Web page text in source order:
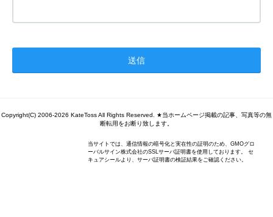
Copyright(C) 2006-2026 KateToss All Rights Reserved. ★当ホームページ掲載の記事、写真等の無
断転用をお断り致します。
当サイトでは、通信情報の暗号化と実在性の証明のため、GMOグロ
ーバルサイン株式会社のSSLサーバ証明書を使用しております。 セ
キュアシールより、サーバ証明書の検証結果をご確認ください。